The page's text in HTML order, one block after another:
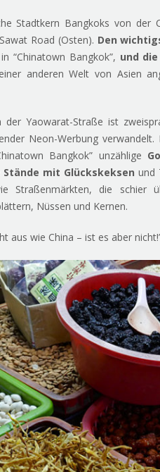
Stadtkern Bangkoks von der
Road (Osten). Den
“Chinatown Bangkok”, und
anderen Welt von Asien
der Yaowarat-Straße ist
Neon-Werbung
Bangkok” unzählige
Stände mit Glückskeksen und
Straßenmärkten, die schier
Nüssen und Kernen.
aus wie China – ist es aber